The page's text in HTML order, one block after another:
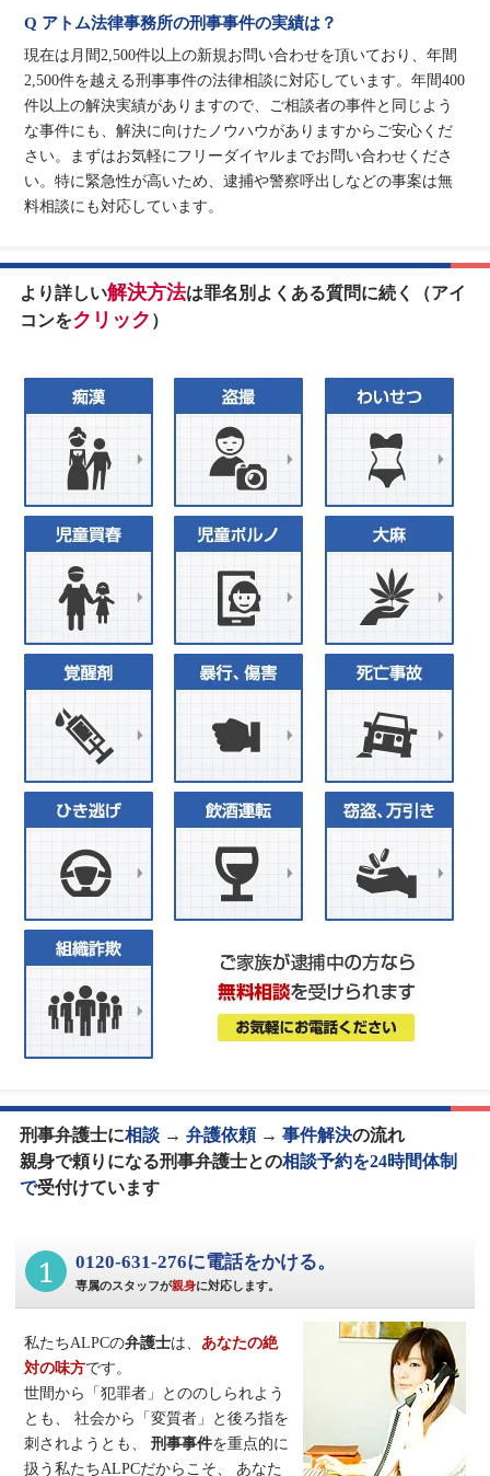
Q アトム法律事務所の刑事事件の実績は？
現在は月間2,500件以上の新規お問い合わせを頂いており、年間
2,500件を越える刑事事件の法律相談に対応しています。年間400
件以上の解決実績がありますので、ご相談者の事件と同じよう
な事件にも、解決に向けたノウハウがありますからご安心くだ
さい。まずはお気軽にフリーダイヤルまでお問い合わせくださ
い。特に緊急性が高いため、逮捕や警察呼出しなどの事案は無
料相談にも対応しています。
より詳しい解決方法は罪名別よくある質問に続く（アイ
コンをクリック ）
刑事弁護士に相談→ 弁護依頼→ 事件解決の流れ
親身で頼りになる刑事弁護士との相談予約を24時間体制
で受付けています
1 0120-631-276に電話をかける。
専属のスタッフが親身に対応します。
私たちALPCの弁護士は、 あなたの絶
対の味方です。
世間から「犯罪者」とののしられよう
とも、
社会から「変質者」と後ろ指を
刺されようとも、
刑事事件を重点的に
扱う私たちALPCだからこそ、
あなた